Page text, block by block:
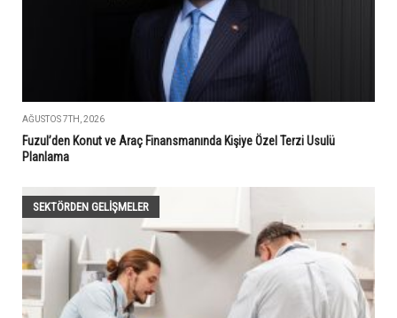
AĞUSTOS 7TH, 2026
Fuzul’den Konut ve Araç Finansmanında Kişiye Özel Terzi Usulü
Planlama
SEKTÖRDEN GELIŞMELER